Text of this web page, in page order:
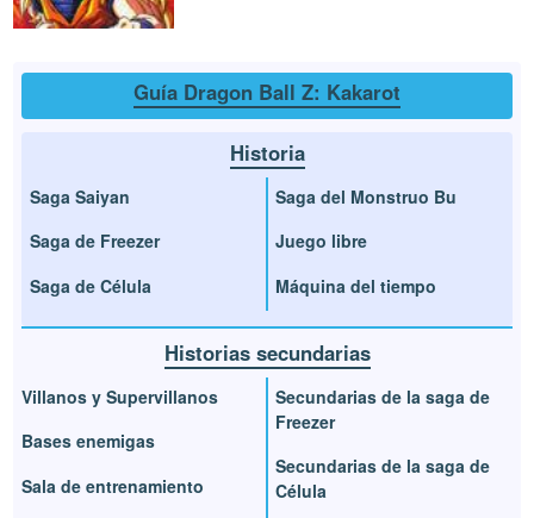
Guía Dragon Ball Z: Kakarot
Historia
Saga Saiyan
Saga de Freezer
Saga de Célula
Saga del Monstruo Bu
Juego libre
Máquina del tiempo
Historias secundarias
Villanos y Supervillanos
Bases enemigas
Sala de entrenamiento
Secundarias de la saga de
Freezer
Secundarias de la saga de
Célula